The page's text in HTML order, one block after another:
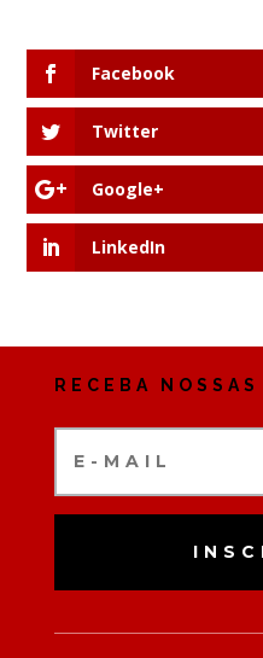
Facebook
Twitter
Google+
LinkedIn
RECEBA